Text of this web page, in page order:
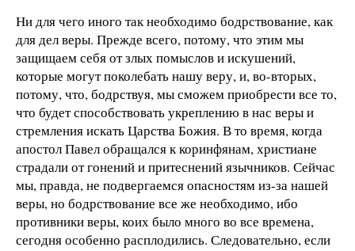
Ни для чего иного так необходимо бодрствование, как
для дел веры. Прежде всего, потому, что этим мы
защищаем себя от злых помыслов и искушений,
которые могут поколебать нашу веру, и, во-вторых,
потому, что, бодрствуя, мы сможем приобрести все то,
что будет способствовать укреплению в нас веры и
стремления искать Царства Божия. В то время, когда
апостол Павел обращался к коринфянам, христиане
страдали от гонений и притеснений язычников. Сейчас
мы, правда, не подвергаемся опасностям из-за нашей
веры, но бодрствование все же необходимо, ибо
противники веры, коих было много во все времена,
сегодня особенно расплодились. Следовательно, если